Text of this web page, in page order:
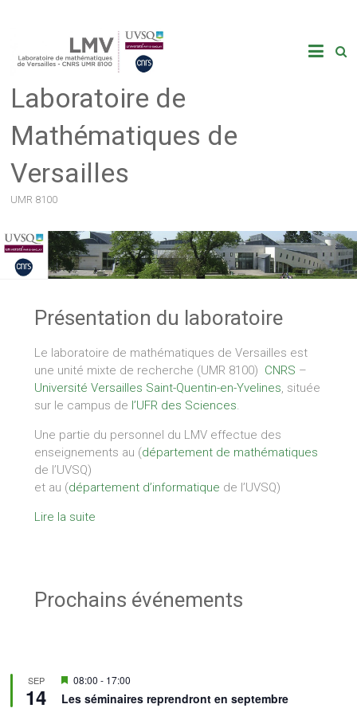
Laboratoire de
Mathématiques de
Versailles
UMR 8100
Présentation du laboratoire
Le laboratoire de mathématiques de Versailles est
une unité mixte de recherche (UMR 8100) CNRS –
Université Versailles Saint-Quentin-en-Yvelines, située
sur le campus de l’UFR des Sciences.
Une partie du personnel du LMV effectue des
enseignements au (département de mathématiques
de l’UVSQ)
et au (département d’informatique de l’UVSQ)
Lire la suite
Prochains événements
SEP
14
Mis
avant
08:00 - 17:00
Les séminaires reprendront en septembre